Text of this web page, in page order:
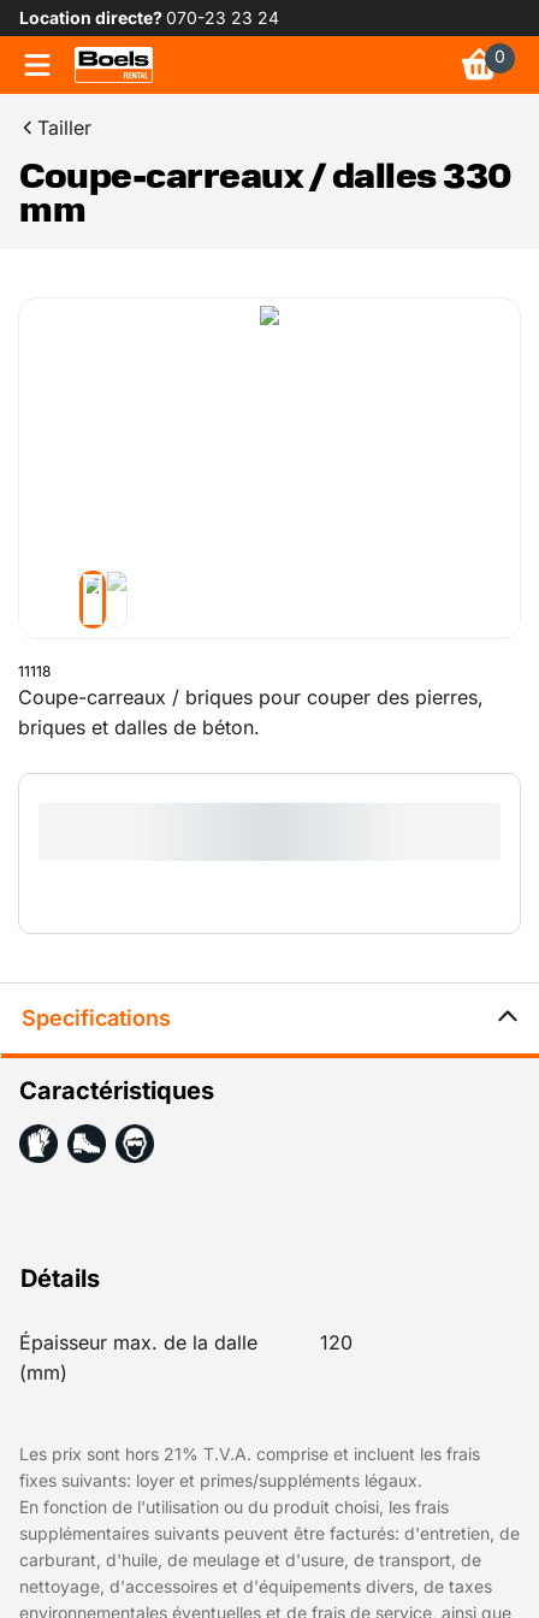
Location directe?070-23 23 24
0
Tailler
Coupe-carreaux / dalles 330
mm
11118
Coupe-carreaux / briques pour couper des pierres,
briques et dalles de béton.
Specifications
Détails
Épaisseur max. de la dalle
(mm)
120
Caractéristiques
Les prix sont hors 21% T.V.A. comprise et incluent les frais
fixes suivants: loyer et primes/suppléments légaux.
En fonction de l'utilisation ou du produit choisi, les frais
supplémentaires suivants peuvent être facturés: d'entretien, de
carburant, d'huile, de meulage et d'usure, de transport, de
nettoyage, d'accessoires et d'équipements divers, de taxes
environnementales éventuelles et de frais de service, ainsi que